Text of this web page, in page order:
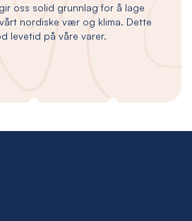
oss solid grunnlag for å lage
nordiske vær og klima. Dette
levetid på våre varer.